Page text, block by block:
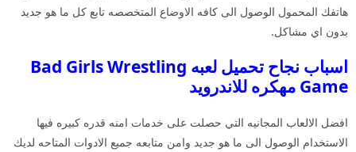
هاتفك المحمول الوصول الى كافه الاوضاع المتخصصه تابع كل ما هو جديد
بدون اي مشاكل.
اسباب نجاح تحميل لعبه Bad Girls Wrestling
Game مهكره للاندرويد
افضل الالعاب المجانيه التي حصلت على خدمات امنه قدره كبيره فيها
الاستخدام الوصول الى ما هو جديد وامن متابعه جميع الادوات المتاحه لديك